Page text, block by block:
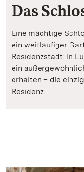
Das
Eine mächtige
ein weitläufiger
Residenzstadt: In
ein
erhalten – die
Residenz.